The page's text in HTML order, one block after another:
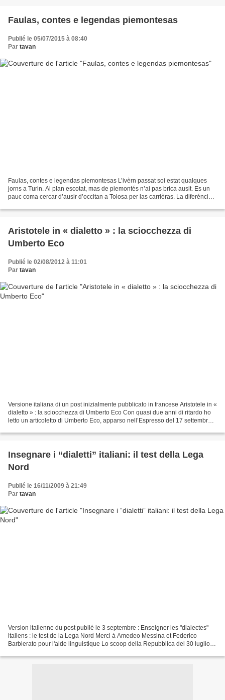
Faulas, contes e legendas piemontesas
Publié le 05/07/2015 à 08:40
Par tavan
Faulas, contes e legendas piemontesas L’ivèrn passat soi estat qualques
jorns a Turin. Ai plan escotat, mas de piemontés n’ai pas brica ausit. Es un
pauc coma cercar d’ausir d’occitan a Tolosa per las carrièras. La diferéncia
Aristotele in « dialetto » : la sciocchezza di
Umberto Eco
Publié le 02/08/2012 à 11:01
Par tavan
Versione italiana di un post inizialmente pubblicato in francese Aristotele in «
dialetto » : la sciocchezza di Umberto Eco Con quasi due anni di ritardo ho
letto un articoletto di Umberto Eco, apparso nell’Espresso del 17 settembre
Insegnare i “dialetti” italiani: il test della Lega
Nord
Publié le 16/11/2009 à 21:49
Par tavan
Version italienne du post publié le 3 septembre : Enseigner les "dialectes"
italiens : le test de la Lega Nord Merci à Amedeo Messina et Federico
Barbierato pour l'aide linguistique Lo scoop della Repubblica del 30 luglio